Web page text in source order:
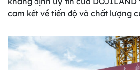
cam kết về tiến độ và chất lượng